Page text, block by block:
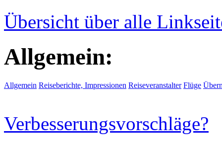
Übersicht über alle
Allgemein:
Allgemein Reiseberichte, Impressionen Reiseveranstalter Flüge
Verbesserungsvorschläge?